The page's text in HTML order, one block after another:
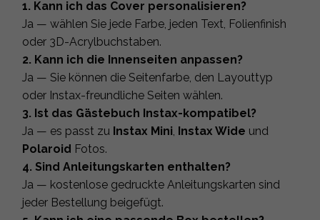
1. Kann ich das Cover personalisieren?
Ja — wählen Sie jede Farbe, jeden Text, Folienfinish
oder 3D-Acrylbuchstaben.
2. Kann ich die Innenseiten anpassen?
Ja — Sie können die Seitenfarbe, den Layouttyp
oder Instax-freundliche Seiten wählen.
3. Ist das Gästebuch Instax-kompatibel?
Ja — es passt zu Instax Mini, Instax Wide und
Polaroid Fotos.
4. Sind Anleitungskarten enthalten?
Ja — kostenlose gedruckte Anleitungskarten sind
jeder Bestellung beigefügt.